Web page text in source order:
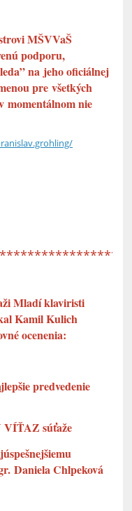
MŠVVaŠ
podporu,
na jeho oficiálnej
pre všetkých
momentálnom nie
slav.grohling/
Mladí klaviristi
Kamil Kulich
ocenenia:
predvedenie
VÍŤAZ súťaže
Daniela Chlpeková